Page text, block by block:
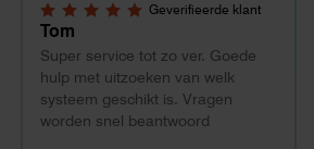
Geverifieerde klant
5,0 van 5 sterren
Tom
Super service tot zo ver. Goede
hulp met uitzoeken van welk
systeem geschikt is. Vragen
worden snel beantwoord